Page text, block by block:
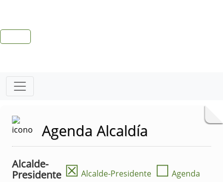
Agenda Alcaldía
Alcalde-
Presidente ☒ Alcalde-Presidente ☐ Agenda